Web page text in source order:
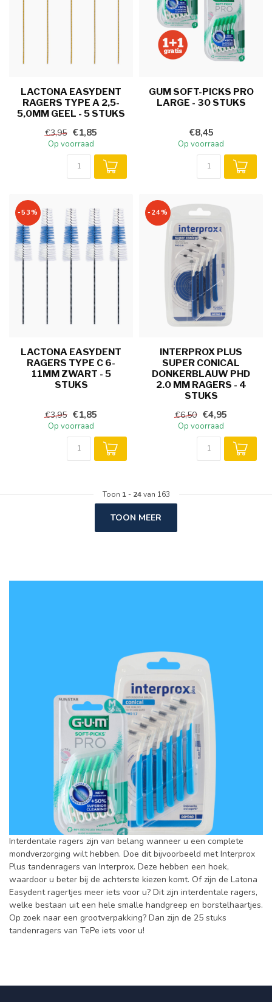
LACTONA EASYDENT
RAGERS TYPE A 2,5-
5,0MM GEEL - 5 STUKS
€3,95 €1,85
Op voorraad
GUM SOFT-PICKS PRO
LARGE - 30 STUKS
€8,45
Op voorraad
-53%
LACTONA EASYDENT
RAGERS TYPE C 6-
11MM ZWART - 5
STUKS
€3,95 €1,85
Op voorraad
-24%
INTERPROX PLUS
SUPER CONICAL
DONKERBLAUW PHD
2.0 MM RAGERS - 4
STUKS
€6,50 €4,95
Op voorraad
Toon 1- 24van 163
TOON MEER
Interdentale ragers zijn van belang wanneer u een complete
mondverzorging wilt hebben. Doe dit bijvoorbeeld met Interprox
Plus tandenragers van Interprox. Deze hebben een hoek,
waardoor u beter bij de achterste kiezen komt. Of zijn de Latona
Easydent ragertjes meer iets voor u? Dit zijn interdentale ragers,
welke bestaan uit een hele smalle handgreep en borstelhaartjes.
Op zoek naar een grootverpakking? Dan zijn de 25 stuks
tandenragers van TePe iets voor u!